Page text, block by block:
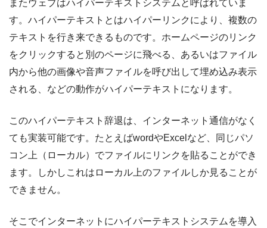
またウェブはハイパーテキストシステムと呼ばれていま
す。ハイパーテキストとはハイパーリンクにより、複数の
テキストを行き来できるものです。ホームページのリンク
をクリックすると別のページに飛べる、あるいはファイル
内から他の画像や音声ファイルを呼び出して埋め込み表示
される、などの動作がハイパーテキストになります。
このハイパーテキスト辞退は、インターネット通信がなく
ても実装可能です。たとえばwordやExcelなど、同じパソ
コン上（ローカル）でファイルにリンクを貼ることができ
ます。しかしこれはローカル上のファイルしか見ることが
できません。
そこでインターネットにハイパーテキストシステムを導入